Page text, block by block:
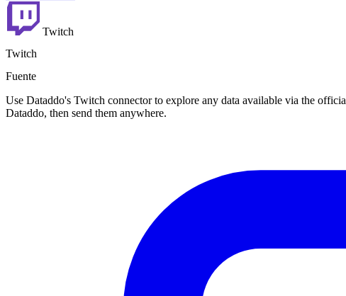
Twitch
Twitch
Fuente
Use Dataddo's Twitch connector to explore any data available via the
Dataddo, then send them anywhere.